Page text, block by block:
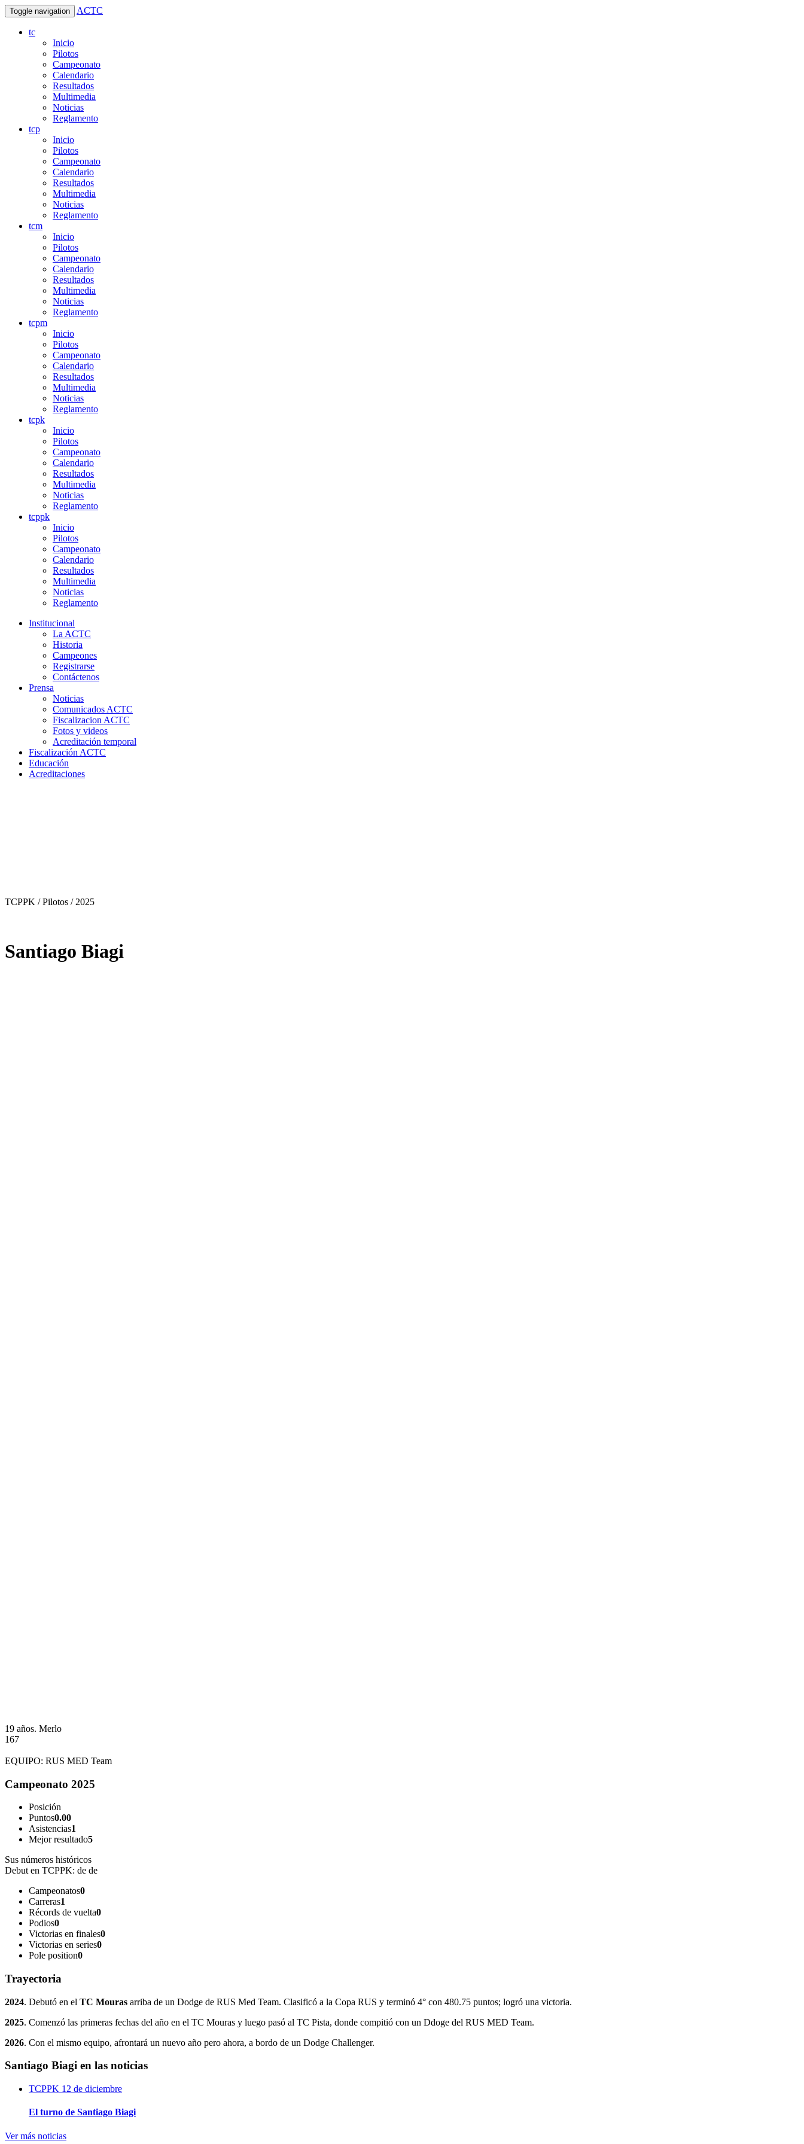
Toggle navigation ACTC
tc
Inicio
Pilotos
Campeonato
Calendario
Resultados
Multimedia
Noticias
Reglamento
tcp
Inicio
Pilotos
Campeonato
Calendario
Resultados
Multimedia
Noticias
Reglamento
tcm
Inicio
Pilotos
Campeonato
Calendario
Resultados
Multimedia
Noticias
Reglamento
tcpm
Inicio
Pilotos
Campeonato
Calendario
Resultados
Multimedia
Noticias
Reglamento
tcpk
Inicio
Pilotos
Campeonato
Calendario
Resultados
Multimedia
Noticias
Reglamento
tcppk
Inicio
Pilotos
Campeonato
Calendario
Resultados
Multimedia
Noticias
Reglamento
Institucional
La ACTC
Historia
Campeones
Registrarse
Contáctenos
Prensa
Noticias
Comunicados ACTC
Fiscalizacion ACTC
Fotos y videos
Acreditación temporal
Fiscalización ACTC
Educación
Acreditaciones
TCPPK / Pilotos / 2025
Santiago Biagi
19 años. Merlo
167
EQUIPO: RUS MED Team
Campeonato 2025
Posición
Puntos0.00
Asistencias1
Mejor resultado5
Sus números históricos
Debut en TCPPK: de de
Campeonatos0
Carreras1
Récords de vuelta0
Podios0
Victorias en finales0
Victorias en series0
Pole position0
Trayectoria
2024. Debutó en el TC Mouras arriba de un Dodge de RUS Med Team. Clasificó a la Copa RUS y terminó 4° con 480.75 puntos; logró una victoria.
2025. Comenzó las primeras fechas del año en el TC Mouras y luego pasó al TC Pista, donde compitió con un Ddoge del RUS MED Team.
2026. Con el mismo equipo, afrontará un nuevo año pero ahora, a bordo de un Dodge Challenger.
Santiago Biagi en las noticias
TCPPK 12 de diciembre
El turno de Santiago Biagi
Ver más noticias